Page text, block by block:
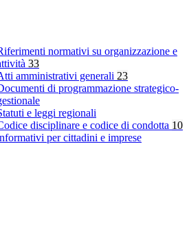
normativi su organizzazione e
33
amministrativi generali 23
di programmazione strategico-
e leggi regionali
disciplinare e codice di condotta 10
per cittadini e imprese